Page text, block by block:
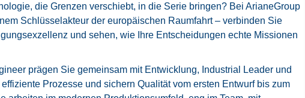
die Grenzen verschiebt, in die Serie bringen? Bei ArianeGroup
Schlüsselakteur der europäischen Raumfahrt – verbinden Sie
und sehen, wie Ihre Entscheidungen echte Missionen
prägen Sie gemeinsam mit Entwicklung, Industrial Leader und
Prozesse und sichern Qualität vom ersten Entwurf bis zum